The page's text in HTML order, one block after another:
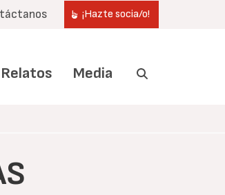
¡Hazte socia/o!
Relatos Media